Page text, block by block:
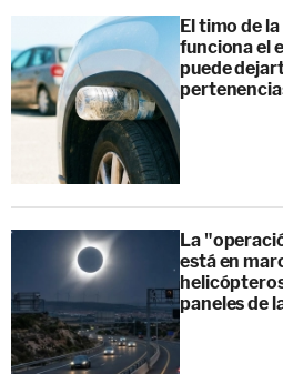
El timo de
funciona el
puede
La
está en
paneles de